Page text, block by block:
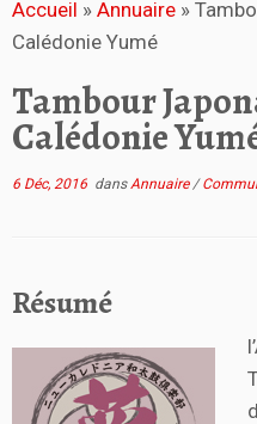
Accueil » Annuaire »
Calédonie Yumé
Tambour
Calédonie
6 Déc, 2016 dansAnnuaire/
Résumé